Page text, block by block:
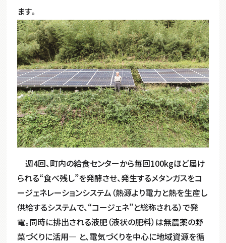
ます。
週4回、町内の給食センターから毎回100kgほど届け
られる“食べ残し”を発酵させ、発生するメタンガスをコ
ージェネレーションシステム（熱源より電力と熱を生産し
供給するシステムで、“コージェネ”と総称される）で発
電。同時に排出される液肥（液状の肥料）は無農薬の野
菜づくりに活用― と、電気づくりを中心に地域資源を循